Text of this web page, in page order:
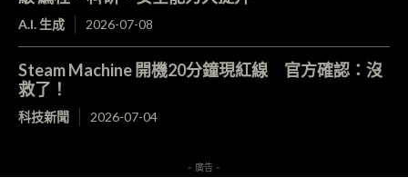
A.I. 生成 2026-07-08
Steam Machine 開機20分鐘現紅線 官方確認：沒
救了！
科技新聞 2026-07-04
- 廣告 -